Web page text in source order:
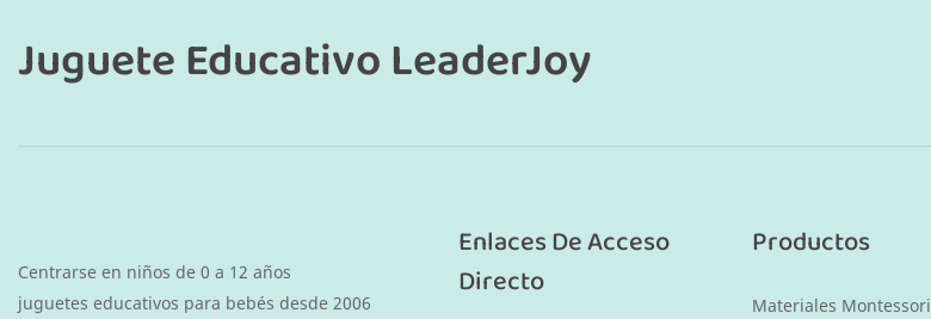
Juguete Educativo LeaderJoy
Centrarse en niños de 0 a 12 años
juguetes educativos para bebés desde 2006
Enlaces De Acceso
Directo
Productos
Materiales Montessori